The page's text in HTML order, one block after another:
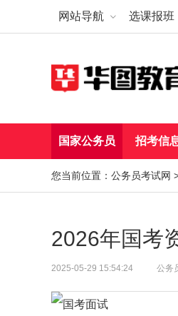
网站导航 选课报班
国家公务员 招考信
您当前位置： 公务员考试网
2026年国考
2025-05-29 15:54:24 公务